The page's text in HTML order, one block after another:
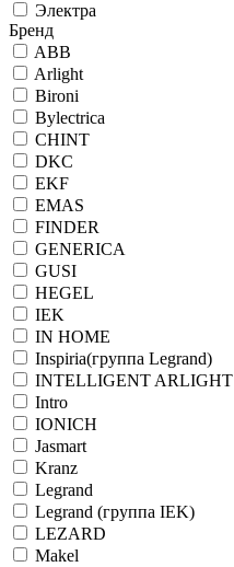
Электра
Бренд
ABB
Arlight
Bironi
Bylectrica
CHINT
DKC
EKF
EMAS
FINDER
GENERICA
GUSI
HEGEL
IEK
IN HOME
Inspiria(группа Legrand)
INTELLIGENT ARLIGHT
Intro
IONICH
Jasmart
Kranz
Legrand
Legrand (группа IEK)
LEZARD
Makel